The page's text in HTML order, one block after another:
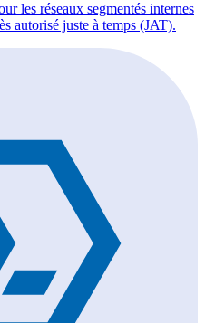
les réseaux segmentés internes
autorisé juste à temps (JAT).